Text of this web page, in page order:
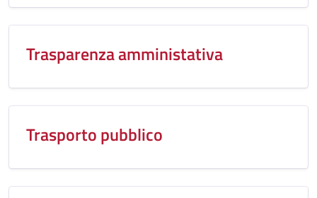
Trasparenza amministativa
Trasporto pubblico